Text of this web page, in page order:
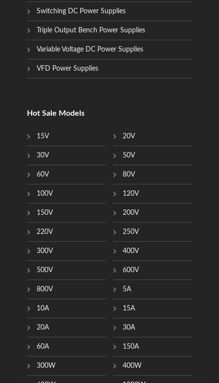
Switching DC Power Supplies
Triple Output Bench Power Supplies
Variable Voltage DC Power Supplies
VFD Power Supplies
Hot Sale Models
15V 20V
30V 50V
60V 80V
100V 120V
150V 200V
220V 250V
300V 400V
500V 600V
800V 5A
10A 15A
20A 30A
60A 150A
300W 400W